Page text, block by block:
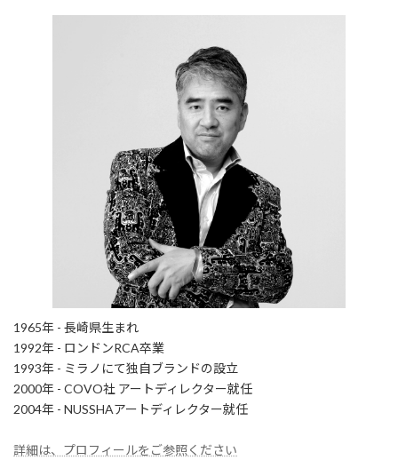
1965年 - 長崎県生まれ
1992年 - ロンドンRCA卒業
1993年 - ミラノにて独自ブランドの設立
2000年 - COVO社 アートディレクター就任
2004年 - NUSSHAアートディレクター就任
詳細は、プロフィールをご参照ください